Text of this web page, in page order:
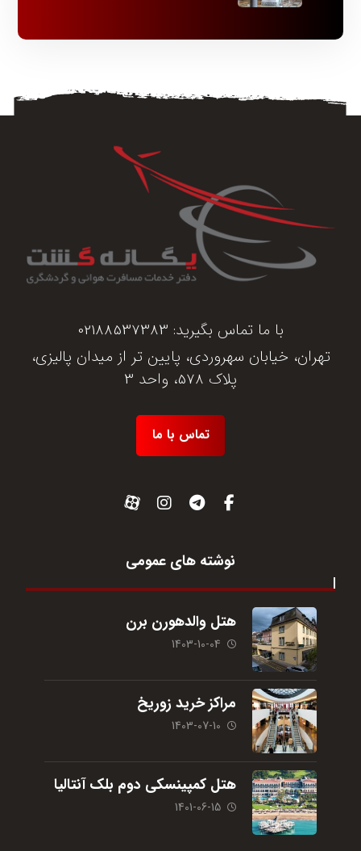
با ما تماس بگیرید: 02188537383
تهران، خیابان سهروردی، پایین تر از میدان پالیزی،
پلاک 578، واحد 3
تماس با ما
نوشته های عمومی
هتل والدهورن برن
1403-10-04
مراکز خرید زوریخ
1403-07-10
هتل کمپینسکی دوم بلک آنتالیا
1401-06-15